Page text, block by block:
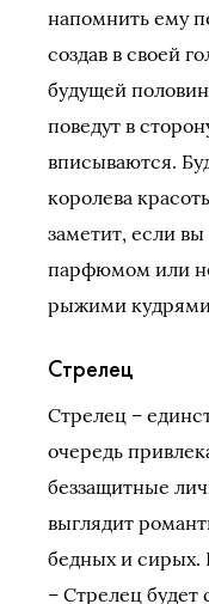
напомнить ему
создав в своей
будущей
поведут в
вписываются.
королева
заметит, если
парфюмом или
рыжими
Стрелец
Стрелец –
очередь
беззащитные
выглядит
бедных и сирых.
– Стрелец будет